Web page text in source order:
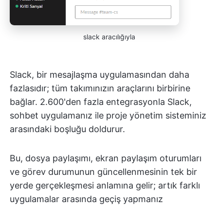
slack aracılığıyla
Slack, bir mesajlaşma uygulamasından daha
fazlasıdır; tüm takımınızın araçlarını birbirine
bağlar. 2.600'den fazla entegrasyonla Slack,
sohbet uygulamanız ile proje yönetim sisteminiz
arasındaki boşluğu doldurur.
Bu, dosya paylaşımı, ekran paylaşım oturumları
ve görev durumunun güncellenmesinin tek bir
yerde gerçekleşmesi anlamına gelir; artık farklı
uygulamalar arasında geçiş yapmanız